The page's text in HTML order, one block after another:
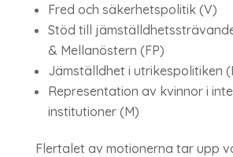
Fred och säkerhetspolitik (V)
Stöd till
& Mellanöstern (FP)
Jämställdhet i utrikespolitiken
Representation av kvinnor i
institutioner (M)
Flertalet av motionerna tar upp